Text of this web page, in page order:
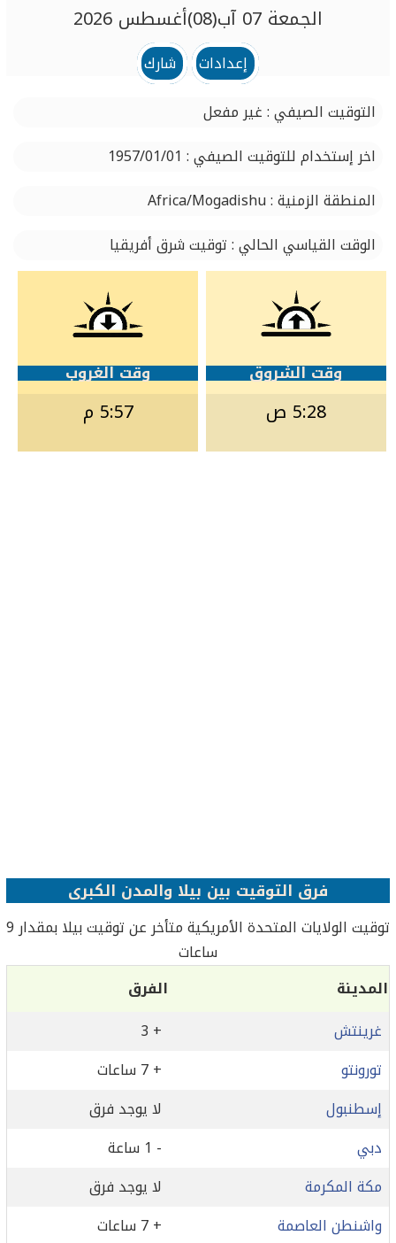
الجمعة 07 آب(08)أغسطس 2026
إعدادات
شارك
التوقيت الصيفي : غير مفعل
اخر إستخدام للتوقيت الصيفي : 1957/01/01
المنطقة الزمنية : Africa/Mogadishu
الوقت القياسي الحالي : توقيت شرق أفريقيا
وقت الشروق
5:28 ص
وقت الغروب
5:57 م
فرق التوقيت بين بیلا والمدن الكبرى
توقيت الولايات المتحدة الأمريكية متأخر عن توقيت بیلا بمقدار 9
ساعات
المدينة
الفرق
غرينتش
+ 3
تورونتو
+ 7 ساعات
إسطنبول
لا يوجد فرق
دبي
- 1 ساعة
مكة المكرمة
لا يوجد فرق
واشنطن العاصمة
+ 7 ساعات